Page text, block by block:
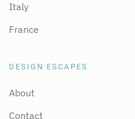
Italy
France
DESIGN ESCAPES
About
Contact